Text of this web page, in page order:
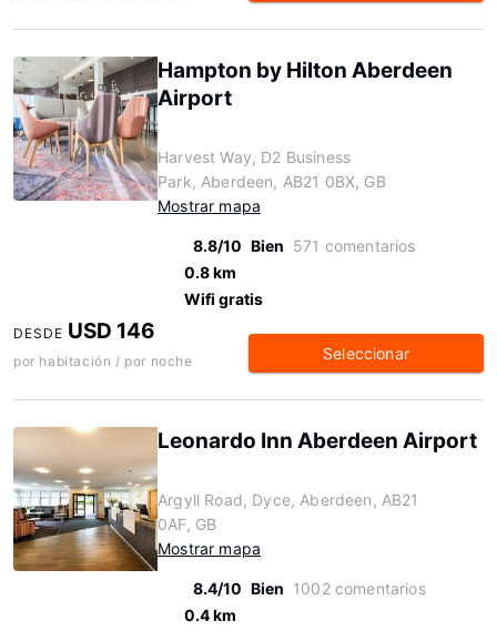
Hampton by Hilton Aberdeen
Airport
Harvest Way, D2 Business
Park, Aberdeen, AB21 0BX, GB
Mostrar mapa
8.8/10 Bien 571 comentarios
0.8 km
Wifi gratis
DESDE USD 146
por habitación / por noche Seleccionar
Leonardo Inn Aberdeen Airport
Argyll Road, Dyce, Aberdeen, AB21
0AF, GB
Mostrar mapa
8.4/10 Bien 1002 comentarios
0.4 km